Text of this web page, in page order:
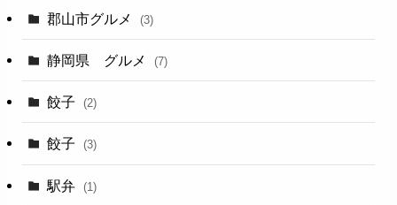
郡山市グルメ (3)
静岡県 グルメ (7)
餃子 (2)
餃子 (3)
駅弁 (1)